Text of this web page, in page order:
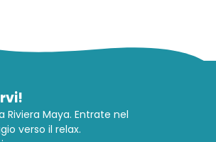
Maya. Entrate nel
verso il relax.